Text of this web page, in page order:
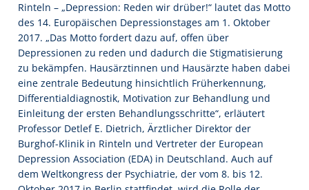
Rinteln – „Depression: Reden wir drüber!“ lautet das Motto
des 14. Europäischen Depressionstages am 1. Oktober
2017. „Das Motto fordert dazu auf, offen über
Depressionen zu reden und dadurch die Stigmatisierung
zu bekämpfen. Hausärztinnen und Hausärzte haben dabei
eine zentrale Bedeutung hinsichtlich Früherkennung,
Differentialdiagnostik, Motivation zur Behandlung und
Einleitung der ersten Behandlungsschritte“, erläutert
Professor Detlef E. Dietrich, Ärztlicher Direktor der
Burghof-Klinik in Rinteln und Vertreter der European
Depression Association (EDA) in Deutschland. Auch auf
dem Weltkongress der Psychiatrie, der vom 8. bis 12.